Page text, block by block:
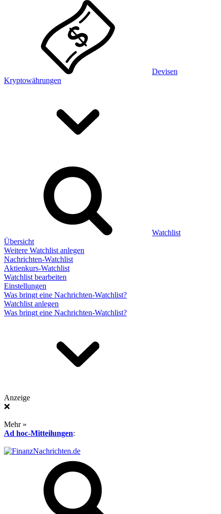
Devisen
Kryptowährungen
Watchlist
Übersicht
Weitere Watchlist anlegen
Nachrichten-Watchlist
Aktienkurs-Watchlist
Watchlist bearbeiten
Einstellungen
Was bringt eine Nachrichten-Watchlist?
Watchlist anlegen
Was bringt eine Nachrichten-Watchlist?
Anzeige
❌
Mehr »
Ad hoc-Mitteilungen: